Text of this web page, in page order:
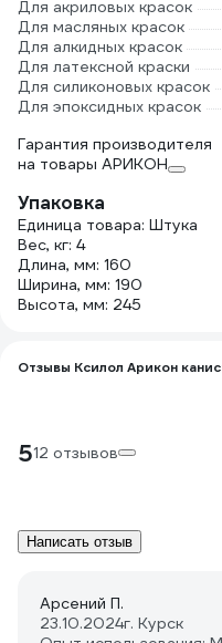
Для акриловых красок
Для масляных красок
Для алкидных красок
Для латексной краски
Для силиконовых красок
Для эпоксидных красок
Гарантия производителя
на товары АРИКОН
Упаковка
Единица товара: Штука
Вес, кг: 4
Длина, мм: 160
Ширина, мм: 190
Высота, мм: 245
Отзывы Ксилол Арикон
512 отзывов
Написать отзыв
Арсений П.
23.10.2024г. Курск